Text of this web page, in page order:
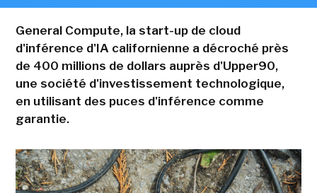
General Compute, la start-up de cloud
d'inférence d'IA californienne a décroché près
de 400 millions de dollars auprès d'Upper90,
une société d'investissement technologique,
en utilisant des puces d'inférence comme
garantie.